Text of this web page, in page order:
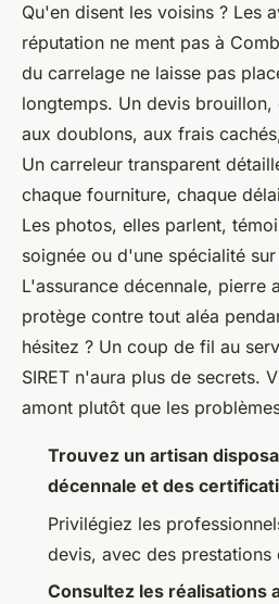
Qu'en disent les voisins ? Les
réputation ne ment pas à
du carrelage ne laisse pas
longtemps. Un devis
aux doublons, aux frais
Un carreleur transparent
chaque fourniture, chaque
Les photos, elles parlent,
soignée ou d'une spécialité
L'assurance décennale, pierre
protège contre tout aléa
hésitez ? Un coup de fil au
SIRET n'aura plus de secrets.
amont plutôt que les
Trouvez un artisan
décennale et des
Privilégiez les
devis, avec des prestations
Consultez les réalisations